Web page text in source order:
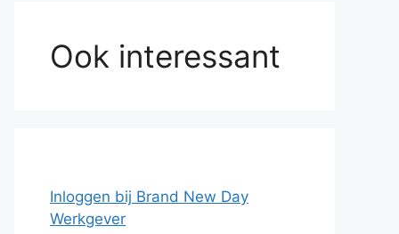
Ook interessant
Inloggen bij Brand New Day
Werkgever